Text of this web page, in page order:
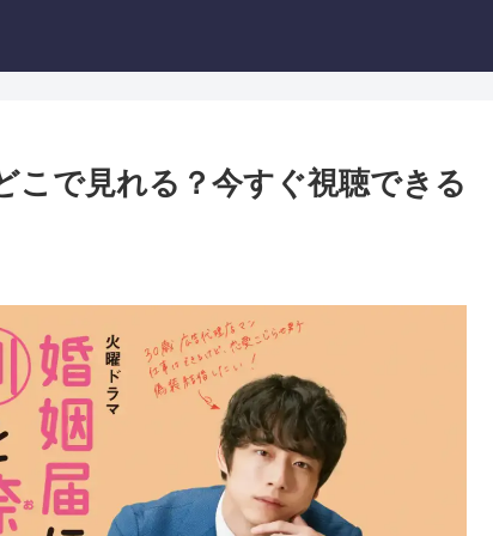
こで見れる？今すぐ視聴できる